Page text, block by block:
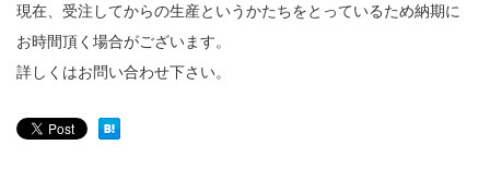
現在、受注してからの生産というかたちをとっているため納期に
お時間頂く場合がございます。
詳しくはお問い合わせ下さい。